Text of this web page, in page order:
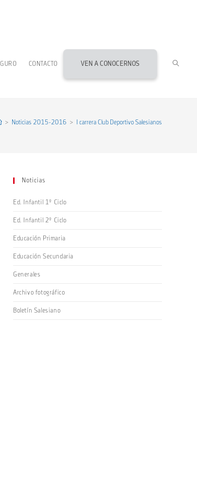
CONTACTO VEN A CONOCERNOS
> Noticias 2015-2016 > I carrera Club Deportivo Salesianos
Noticias
Ed. Infantil 1º Ciclo
Ed. Infantil 2º Ciclo
Educación Primaria
Educación Secundaria
Generales
Archivo fotográfico
Boletín Salesiano